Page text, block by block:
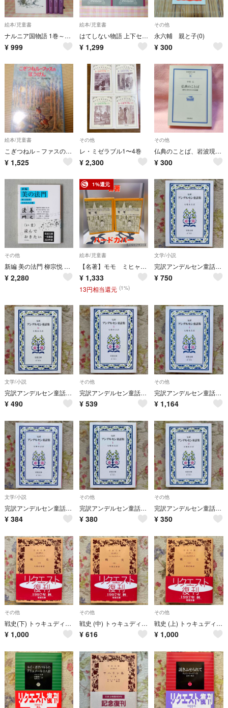
絵本/児童書
ナルニア国物語 1巻～4巻 / 全巻 2分割出品 / C･S･ルイス
¥ 999
絵本/児童書
はてしない物語 上下セット / 全巻 / 岩波少年文庫 / 読書感想文
¥ 1,299
その他
永六輔 親と子(0)
¥ 300
絵本/児童書
こぎつねル－ファスのぼうけん
¥ 1,525
その他
レ・ミゼラブル1〜4巻
¥ 2,300
その他
仏典のことば、岩波現代文庫、
¥ 300
その他
新編 美の法門 柳宗悦 水尾比呂志 岩波文庫 新品 未読
¥ 2,280
1%還元
絵本/児童書
【名著】モモ ミヒャエル・エンデ ハードカバー
¥ 1,333
13円相当還元 (1%)
文学/小説
完訳アンデルセン童話集 7
¥ 750
文学/小説
完訳アンデルセン童話集 6
¥ 490
その他
完訳アンデルセン童話集 5
¥ 539
その他
完訳アンデルセン童話集 4
¥ 1,164
文学/小説
完訳アンデルセン童話集 3
¥ 384
その他
完訳アンデルセン童話集 1
¥ 380
その他
完訳アンデルセン童話集 2
¥ 350
その他
戦史(下) トゥキュディデス
¥ 1,000
その他
戦史 (中) トゥキュディデス
¥ 616
その他
戦史 (上) トゥキュディデス
¥ 1,000